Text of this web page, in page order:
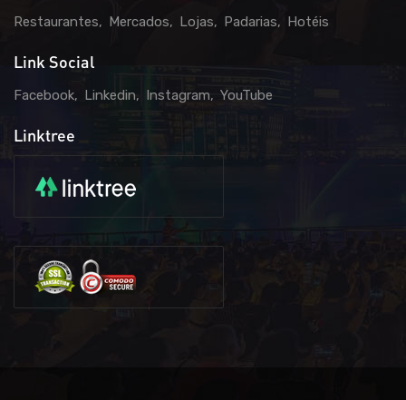
Restaurantes Mercados Lojas Padarias Hotéis
Link Social
Facebook Linkedin Instagram YouTube
Linktree